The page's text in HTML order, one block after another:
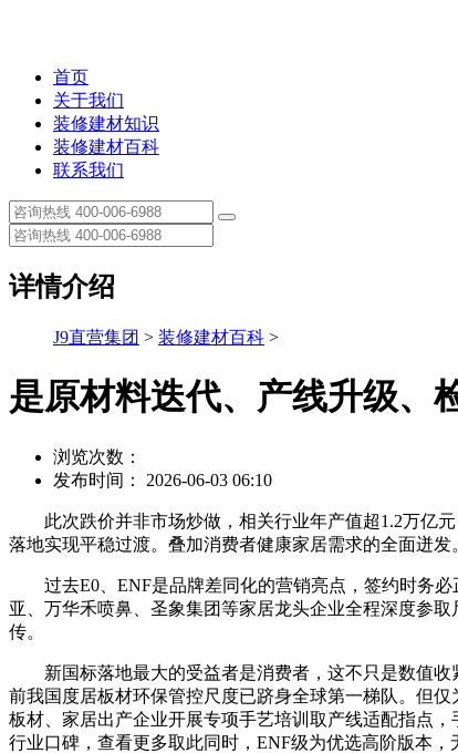
首页
关于我们
装修建材知识
装修建材百科
联系我们
详情介绍
J9直营集团 > 装修建材百科 >
是原材料迭代、产线升级、
浏览次数：
发布时间： 2026-06-03 06:10
此次跌价并非市场炒做，相关行业年产值超1.2万亿元
落地实现平稳过渡。叠加消费者健康家居需求的全面迸发
过去E0、ENF是品牌差同化的营销亮点，签约时务必
亚、万华禾喷鼻、圣象集团等家居龙头企业全程深度参
传。
新国标落地最大的受益者是消费者，这不只是数值收紧
前我国度居板材环保管控尺度已跻身全球第一梯队。但
板材、家居出产企业开展专项手艺培训取产线适配指点
行业口碑，查看更多取此同时，ENF级为优选高阶版本，